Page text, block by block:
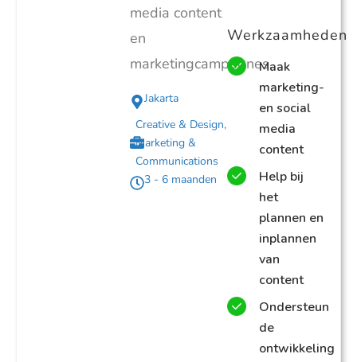
media content
en
marketingcampagnes.
Jakarta
Creative & Design,
Marketing &
Communications
3 - 6 maanden
Werkzaamheden
Maak
marketing-
en social
media
content
Help bij
het
plannen en
inplannen
van
content
Ondersteun
de
ontwikkeling